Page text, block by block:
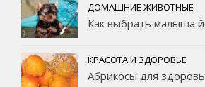
ДОМАШНИЕ ЖИВОТНЫЕ
Как выбрать малыша
КРАСОТА И ЗДОРОВЬЕ
Абрикосы для